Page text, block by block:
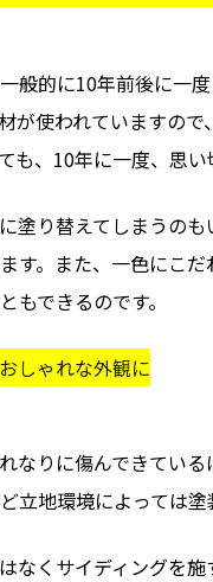
般的に10年前後に一
が使われていますの
も、10年に一度、思
塗り替えてしまうの
す。また、一色にこ
もできるのです。
しゃれな外観に
なりに傷んできてい
立地環境によっては
なくサイディングを